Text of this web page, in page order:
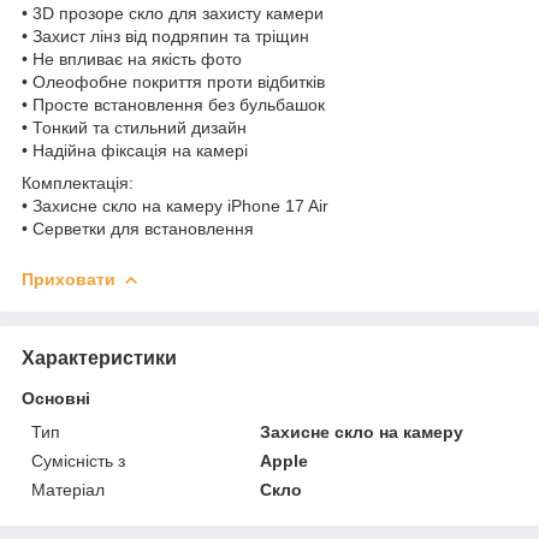
• 3D прозоре скло для захисту камери
• Захист лінз від подряпин та тріщин
• Не впливає на якість фото
• Олеофобне покриття проти відбитків
• Просте встановлення без бульбашок
• Тонкий та стильний дизайн
• Надійна фіксація на камері
Комплектація:
• Захисне скло на камеру iPhone 17 Air
• Серветки для встановлення
Приховати
Характеристики
Основні
Тип
Захисне скло на камеру
Сумісність з
Apple
Матеріал
Скло